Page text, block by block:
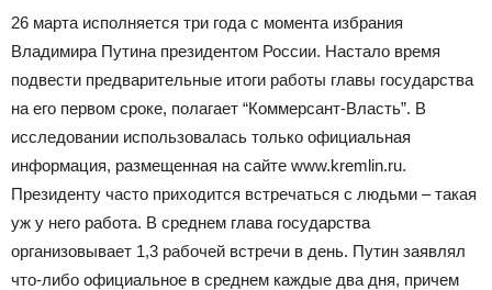
26 марта исполняется три года с момента избрания
Владимира Путина президентом России. Настало время
подвести предварительные итоги работы главы государства
на его первом сроке, полагает “Коммерсант-Власть”. В
исследовании использовалась только официальная
информация, размещенная на сайте www.kremlin.ru.
Президенту часто приходится встречаться с людьми – такая
уж у него работа. В среднем глава государства
организовывает 1,3 рабочей встречи в день. Путин заявлял
что-либо официальное в среднем каждые два дня, причем